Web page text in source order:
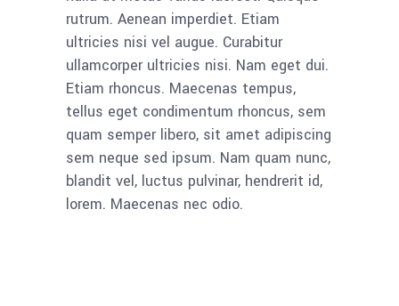
rutrum. Aenean imperdiet. Etiam
ultricies nisi vel augue. Curabitur
ullamcorper ultricies nisi. Nam eget dui.
Etiam rhoncus. Maecenas tempus,
tellus eget condimentum rhoncus, sem
quam semper libero, sit amet adipiscing
sem neque sed ipsum. Nam quam nunc,
blandit vel, luctus pulvinar, hendrerit id,
lorem. Maecenas nec odio.